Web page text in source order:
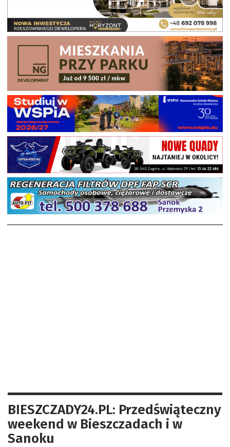
BIESZCZADY24.PL: Przedświąteczny
weekend w Bieszczadach i w
Sanoku